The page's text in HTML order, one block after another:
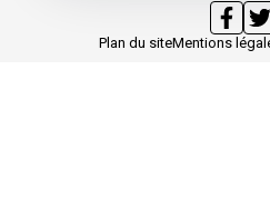
Plan du siteMentions